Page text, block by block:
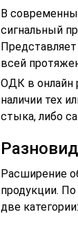
В
сигнальный
всей
ОДК в онлайн
наличии тех
стыка, либо
Расширение
продукции.
две категории: